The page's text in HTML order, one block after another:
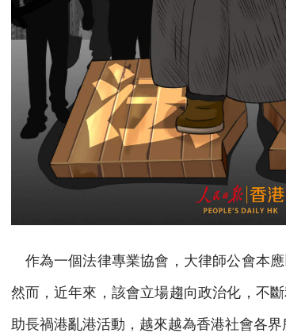
作為一個法律專業協會，大律師公會本應
然而，近年來，該會立場趨向政治化，不
助長禍港亂港活動，越來越為香港社會各界